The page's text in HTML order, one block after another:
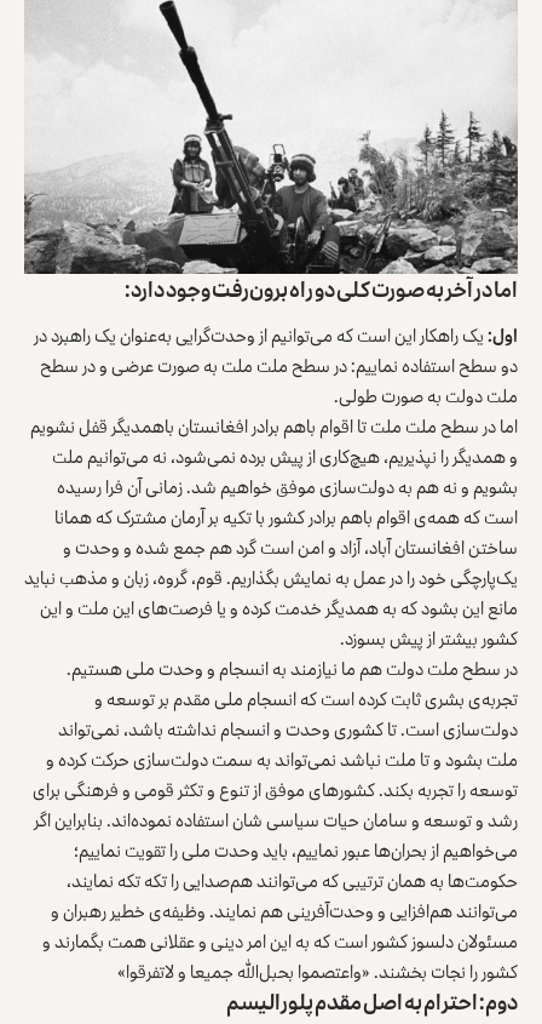
اما در آخر به صورت کلی دو راه برون‌رفت وجود دارد:
اول:یک راهکار این است که می‌توانیم از وحدت‌گرایی به‌عنوان یک راهبرد در
دو سطح استفاده نماییم: در سطح ملت ملت به صورت عرضی و در سطح
ملت دولت به صورت طولی.
اما در سطح ملت ملت تا اقوام باهم برادر افغانستان باهمدیگر قفل نشویم
و همدیگر را نپذیریم، هیچ‌کاری از پیش برده نمی‌شود، نه می‌توانیم ملت
بشویم و نه هم به دولت‌سازی موفق خواهیم شد. زمانی آن فرا رسیده
است که همه‌ی اقوام باهم برادر کشور با تکیه بر آرمان مشترک که همانا
ساختن افغانستان آباد، آزاد و امن است گرد هم جمع شده و وحدت و
یک‌پارچگی خود را در عمل به نمایش بگذاریم. قوم، گروه، زبان و مذهب نباید
مانع این بشود که به همدیگر خدمت کرده و یا فرصت‌های این ملت و این
کشور بیشتر از پیش بسوزد.
در سطح ملت دولت هم ما نیازمند به انسجام و وحدت ملی هستیم.
تجربه‌ی بشری ثابت کرده است که انسجام ملی مقدم بر توسعه و
دولت‌سازی است. تا کشوری وحدت و انسجام نداشته باشد، نمی‌تواند
ملت بشود و تا ملت نباشد نمی‌تواند به سمت دولت‌سازی حرکت کرده و
توسعه را تجربه بکند. کشورهای موفق از تنوع و تکثر قومی و فرهنگی برای
رشد و توسعه و سامان حیات سیاسی شان استفاده نموده‌اند. بنابراین اگر
می‌خواهیم از بحران‌ها عبور نماییم، باید وحدت ملی را تقویت نماییم؛
حکومت‌ها به همان ترتیبی که می‌توانند هم‌صدایی را تکه تکه نمایند،
می‌توانند هم‌افزایی و وحدت‌آفرینی هم نمایند. وظیفه‌ی خطیر رهبران و
مسئولان دلسوز کشور است که به این امر دینی و عقلانی همت بگمارند و
کشور را نجات بخشند. «واعتصموا بحبل‌الله جمیعا و لاتفرقوا»
دوم: احترام به اصل مقدم پلورالیسم